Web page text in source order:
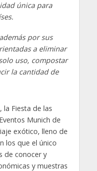
única para
por sus
a eliminar
uso, compostar
la cantidad de
la Fiesta de las
Munich de
exótico, lleno de
los que el único
de conocer y
y muestras